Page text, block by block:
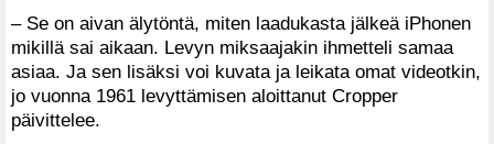
– Se on aivan älytöntä, miten laadukasta jälkeä iPhonen
mikillä sai aikaan. Levyn miksaajakin ihmetteli samaa
asiaa. Ja sen lisäksi voi kuvata ja leikata omat videotkin,
jo vuonna 1961 levyttämisen aloittanut Cropper
päivittelee.